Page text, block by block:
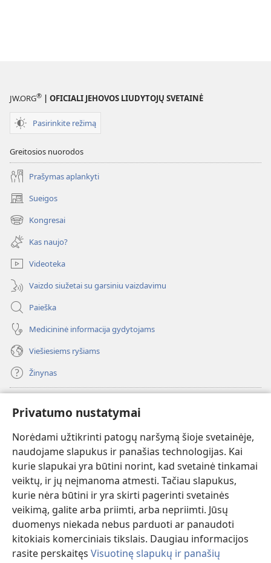
Privatumo nustatymai
Norėdami užtikrinti patogų naršymą šioje svetainėje,
naudojame slapukus ir panašias technologijas. Kai
kurie slapukai yra būtini norint, kad svetainė tinkamai
veiktų, ir jų neįmanoma atmesti. Tačiau slapukus,
kurie nėra būtini ir yra skirti pagerinti svetainės
veikimą, galite arba priimti, arba nepriimti. Jūsų
duomenys niekada nebus parduoti ar panaudoti
kitokiais komerciniais tikslais. Daugiau informacijos
rasite perskaitęs Visuotinę slapukų ir panašių
JW.ORG® | OFICIALI JEHOVOS LIUDYTOJŲ SVETAINĖ
Pasirinkite režimą
Greitosios nuorodos
Prašymas aplankyti
Sueigos
(atsiveria
naujas
langas)
Kongresai
(atsiveria
naujas
langas)
Kas naujo?
Videoteka
Vaizdo siužetai su garsiniu vaizdavimu
Paieška
Medicininė informacija gydytojams
Viešiesiems ryšiams
Žinynas
(atsiveria
naujas
langas)Sargybos bokšto INTERNETINĖ BIBLIOTEKA
(atsiveria
naujas
langas)JW Hub ®
(atsiveria
naujas
langas)JW Library
Watchtower Library